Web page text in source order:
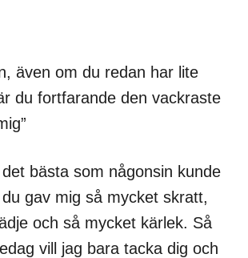
även om du redan har lite
du fortfarande den vackraste
bästa som någonsin kunde
gav mig så mycket skratt,
och så mycket kärlek. Så
vill jag bara tacka dig och